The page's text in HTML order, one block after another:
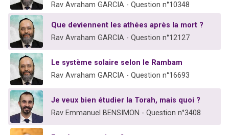
Rav Avraham GARCIA - Question n°10348
Que deviennent les athées après la mort ?
Rav Avraham GARCIA - Question n°12127
Le système solaire selon le Rambam
Rav Avraham GARCIA - Question n°16693
Je veux bien étudier la Torah, mais quoi ?
Rav Emmanuel BENSIMON - Question n°3408